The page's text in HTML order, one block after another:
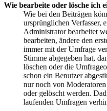
Wie bearbeite oder lösche ich
Wie bei den Beiträgen
ursprünglichen Verfasser,
Administrator bearbeitet
bearbeiten, ändere den
immer mit der Umfrage
Stimme abgegeben hat,
löschen oder die
schon ein Benutzer
nur noch von
oder gelöscht werden.
laufenden Umfragen